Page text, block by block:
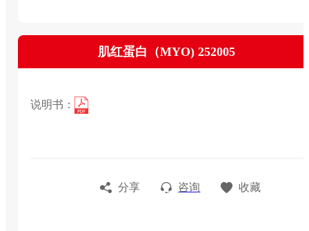
肌红蛋白（MYO) 252005
说明书：
分享 咨询 收藏